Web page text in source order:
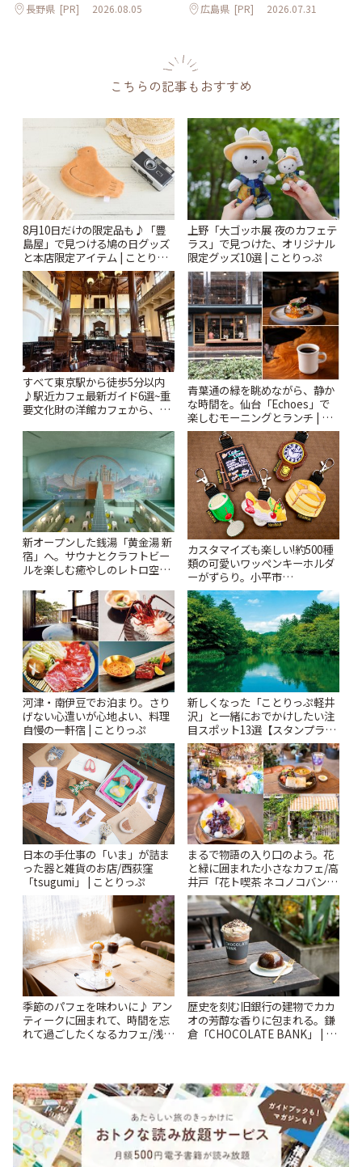
長野県 [PR] 2026.08.05 広島県 [PR] 2026.07.31
こちらの記事もおすすめ
8月10日だけの限定品も♪「豊
島屋」で見つける鳩の日グッズ
と本店限定アイテム | ことりっ
ぷ
上野「大ゴッホ展 夜のカフェテ
ラス」で見つけた、オリジナル
限定グッズ10選 | ことりっぷ
すべて東京駅から徒歩5分以内
♪駅近カフェ最新ガイド6選~重
要文化財の洋館カフェから、改
りっぷ
青葉通の緑を眺めながら、静か
な時間を。仙台「Echoes」で
楽しむモーニングとランチ | こ
とりっぷ
新オープンした銭湯「黄金湯 新
宿」へ。サウナとクラフトビー
ルを楽しむ癒やしのレトロ空間
カスタマイズも楽しい!約500種
類の可愛いワッペンキーホルダ
ーがずらり。小平市
「Kimamaya T&K」 | ことりっ
ぷ
河津・南伊豆でお泊まり。さり
げない心遣いが心地よい、料理
自慢の一軒宿 | ことりっぷ
新しくなった「ことりっぷ軽井
沢」と一緒におでかけしたい注
目スポット13選【スタンプラリ
ー開催中】 | ことりっぷ
日本の手仕事の「いま」が詰ま
った器と雑貨のお店/西荻窪
「tsugumi」 | ことりっぷ
まるで物語の入り口のよう。花
と緑に囲まれた小さなカフェ/高
井戸「花ト喫茶 ネコノコバン」
| ことりっぷ
季節のパフェを味わいに♪ アン
ティークに囲まれて、時間を忘
れて過ごしたくなるカフェ/浅草
歴史を刻む旧銀行の建物でカカ
オの芳醇な香りに包まれる。鎌
倉「CHOCOLATE BANK」 | こ